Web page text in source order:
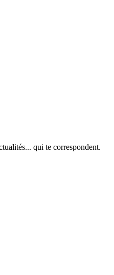
qui te correspondent.